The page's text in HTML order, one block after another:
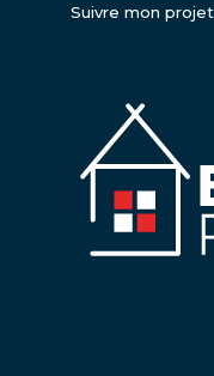
Suivre mon projet